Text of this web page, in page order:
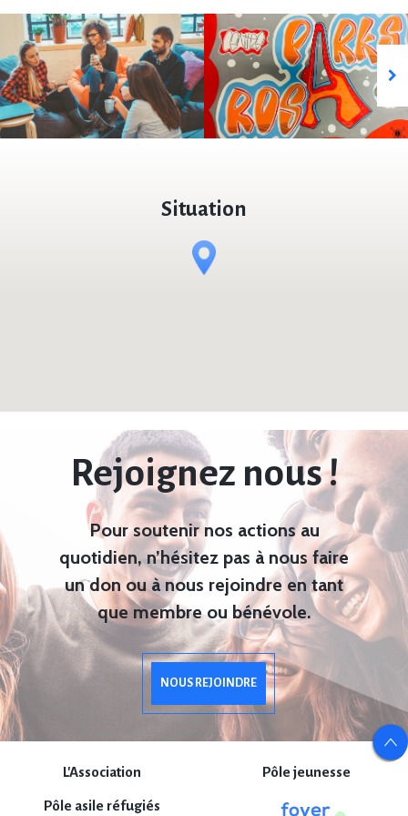
Situation
Rejoignez nous !
Pour soutenir nos actions au
quotidien, n’hésitez pas à nous faire
un don ou à nous rejoindre en tant
que membre ou bénévole.
NOUS REJOINDRE
L'Association Pôle jeunesse
Pôle asile réfugiés